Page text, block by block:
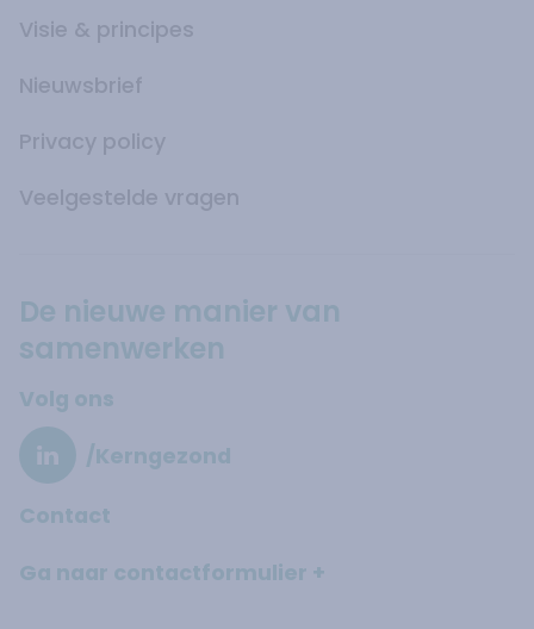
Visie & principes
Nieuwsbrief
Privacy policy
Veelgestelde vragen
De nieuwe manier van
samenwerken
Volg ons
/Kerngezond
Contact
Ga naar contactformulier